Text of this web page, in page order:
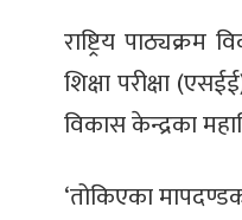
राष्ट्रिय
शिक्षा परीक्षा
विकास केन्द्रका
‘तोकिएका